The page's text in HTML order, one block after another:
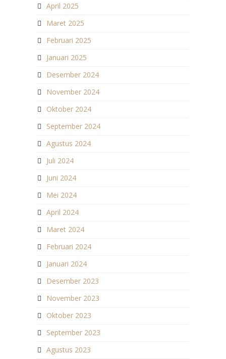
April 2025
Maret 2025
Februari 2025
Januari 2025
Desember 2024
November 2024
Oktober 2024
September 2024
Agustus 2024
Juli 2024
Juni 2024
Mei 2024
April 2024
Maret 2024
Februari 2024
Januari 2024
Desember 2023
November 2023
Oktober 2023
September 2023
Agustus 2023